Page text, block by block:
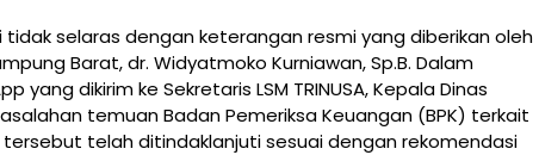
selaras dengan keterangan resmi yang diberikan oleh
Barat, dr. Widyatmoko Kurniawan, Sp.B. Dalam
yang dikirim ke Sekretaris LSM TRINUSA, Kepala Dinas
temuan Badan Pemeriksa Keuangan (BPK) terkait
telah ditindaklanjuti sesuai dengan rekomendasi